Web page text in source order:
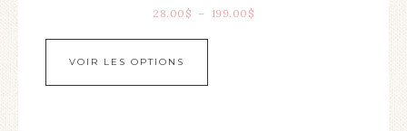
28.00 $ – 199.00 $
VOIR LES OPTIONS